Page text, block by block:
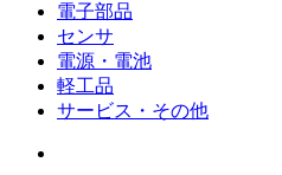
電子部品
センサ
電源・電池
軽工品
サービス・その他